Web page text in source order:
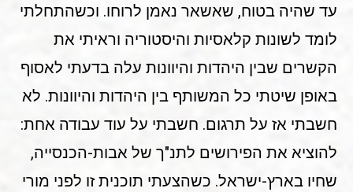
עד שהיה בטוח, שאשאר נאמן לרוחו. וכשהתחלתי
לומד לשונות קלאסיות והיסטוריה וראיתי את
הקשרים שבין היהדות והיוונות עלה בדעתי לאסוף
באופן שיטתי כל המשותף בין היהדות והיוונות. לא
חשבתי אז על תרגום. חשבתי על עוד עבודה אחת:
להוציא את הפירושים לתנ"ך של אבות-הכנסייה,
שחיו בארץ-ישראל. כשהצעתי תוכנית זו לפני מורי